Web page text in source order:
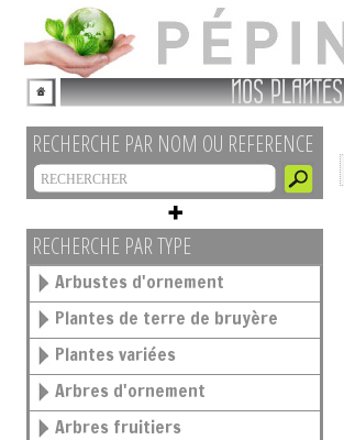
NOS PLANTES
RECHERCHE PAR NOM OU REFERENCE
RECHERCHE PAR TYPE
Arbustes d'ornement
Plantes de terre de bruyère
Plantes variées
Arbres d'ornement
Arbres fruitiers